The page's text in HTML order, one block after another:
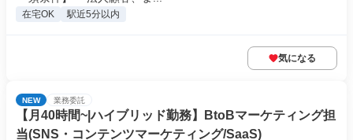
在宅OK 駅近5分以内
気になる
NEW 業務委託
【月40時間~|ハイブリッド勤務】BtoBマーケティング担
当(SNS・コンテンツマーケティング/SaaS)